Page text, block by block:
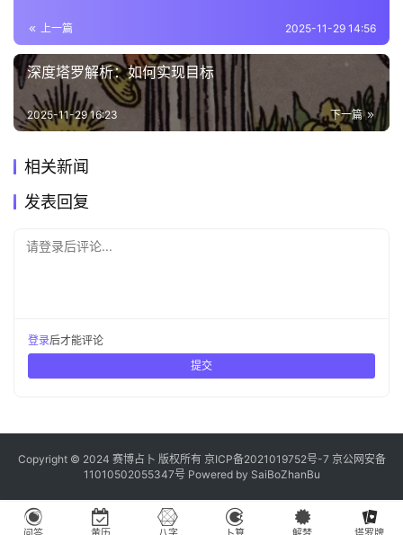
上一篇 2025-11-29 14:56
深度塔罗解析：如何实现目标
下一篇
2025-11-29 16:23
相关新闻
发表回复
请登录后评论...
登录后才能评论
提交
Copyright © 2024 赛博占卜 版权所有 京ICP备2021019752号-7 京公网安备
11010502055347号 Powered by SaiBoZhanBu